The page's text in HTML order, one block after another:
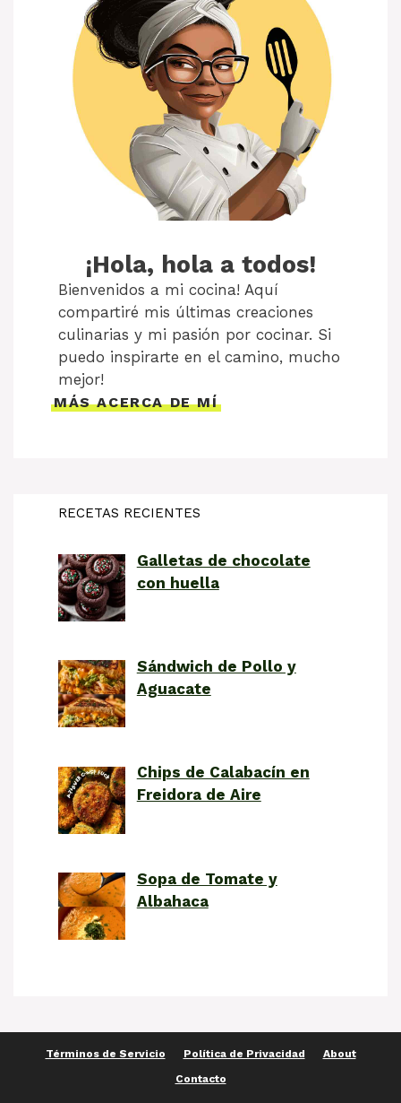
¡Hola, hola a todos!
Bienvenidos a mi cocina! Aquí
compartiré mis últimas creaciones
culinarias y mi pasión por cocinar. Si
puedo inspirarte en el camino, mucho
mejor!
MÁS ACERCA DE MÍ
RECETAS RECIENTES
Galletas de chocolate
con huella
Sándwich de Pollo y
Aguacate
Chips de Calabacín en
Freidora de Aire
Sopa de Tomate y
Albahaca
Términos de Servicio Política de Privacidad
About
Contacto